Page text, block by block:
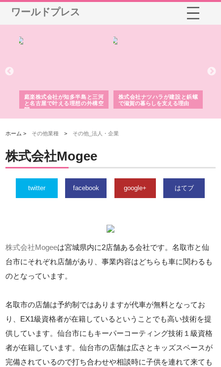
ワールドプレス
庭楽株式会社が知多半島と三河
と名古屋で叶える理想の外構空
間
株式会社ナツハラが建設と鋲螺
で滋賀の暮らしを支える理由
ホーム > その他業種 > その他_法人・企業
株式会社Mogee
twitter facebook google+ はてブ
株式会社Mogeeは宮城県内に2店舗ある会社です。名取市と仙
台市にそれぞれ店舗があり、事業内容はどちらも車に関わるも
のとなっています。
名取市の店舗は予約制ではありますが代車が無料となってお
り、EX1級資格者が在籍しているということでも高い技術を提
供しています。仙台市にもキーパーコーティング技術１級資格
者が在籍しています。仙台市の店舗は広さとキッズスペースが
完備されているので打ち合わせや相談時に子供を連れて来ても